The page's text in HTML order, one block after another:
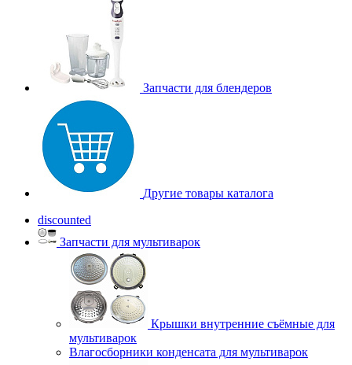
Запчасти для блендеров
Другие товары каталога
discounted
Запчасти для мультиварок
Крышки внутренние съёмные для
мультиварок
Влагосборники конденсата для мультиварок